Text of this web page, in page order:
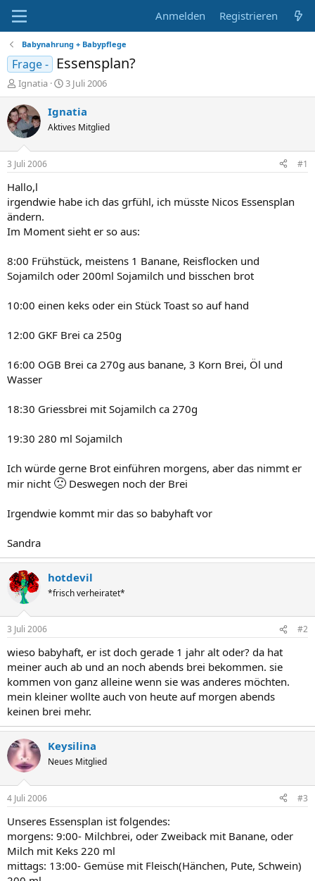
Anmelden Registrieren
Babynahrung + Babypflege
Frage - Essensplan?
E
r
s
t
e
e
r
Ignatia
E
r
s
e
t
m
3 Juli 2006
Ignatia
Aktives Mitglied
3 Juli 2006 #1
Hallo,l
irgendwie habe ich das grfühl, ich müsste Nicos Essensplan
ändern.
Im Moment sieht er so aus:
8:00 Frühstück, meistens 1 Banane, Reisflocken und
Sojamilch oder 200ml Sojamilch und bisschen brot
10:00 einen keks oder ein Stück Toast so auf hand
12:00 GKF Brei ca 250g
16:00 OGB Brei ca 270g aus banane, 3 Korn Brei, Öl und
Wasser
18:30 Griessbrei mit Sojamilch ca 270g
19:30 280 ml Sojamilch
Ich würde gerne Brot einführen morgens, aber das nimmt er
mir nicht 🙁 Deswegen noch der Brei
Irgendwie kommt mir das so babyhaft vor
Sandra
hotdevil
*frisch verheiratet*
3 Juli 2006 #2
wieso babyhaft, er ist doch gerade 1 jahr alt oder? da hat
meiner auch ab und an noch abends brei bekommen. sie
kommen von ganz alleine wenn sie was anderes möchten.
mein kleiner wollte auch von heute auf morgen abends
keinen brei mehr.
Keysilina
Neues Mitglied
4 Juli 2006 #3
Unseres Essensplan ist folgendes:
morgens: 9:00- Milchbrei, oder Zweiback mit Banane, oder
Milch mit Keks 220 ml
mittags: 13:00- Gemüse mit Fleisch(Hänchen, Pute, Schwein)